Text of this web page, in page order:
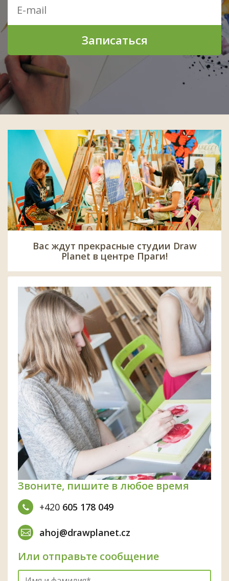
Записаться
Вас ждут прекрасные студии Draw
Planet в центре Праги!
Звоните, пишите в любое время
+420 605 178 049
ahoj@drawplanet.cz
Или отправьте сообщение